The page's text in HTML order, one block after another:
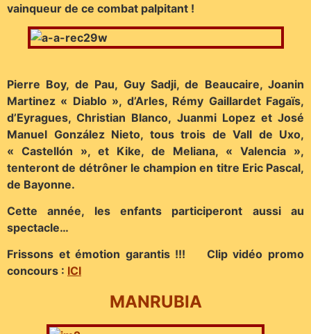
vainqueur de ce combat palpitant !
Pierre Boy, de Pau, Guy Sadji, de Beaucaire, Joanin
Martinez « Diablo », d’Arles, Rémy Gaillardet Fagaïs,
d’Eyragues, Christian Blanco, Juanmi Lopez et José
Manuel González Nieto, tous trois de Vall de Uxo,
« Castellón », et Kike, de Meliana, « Valencia »,
tenteront de détrôner le champion en titre Eric Pascal,
de Bayonne.
Cette année, les enfants participeront aussi au
spectacle…
Frissons et émotion garantis !!! Clip vidéo promo
concours : ICI
MANRUBIA